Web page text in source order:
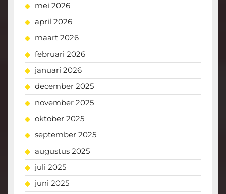
mei 2026
april 2026
maart 2026
februari 2026
januari 2026
december 2025
november 2025
oktober 2025
september 2025
augustus 2025
juli 2025
juni 2025